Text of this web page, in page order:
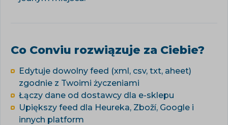
Co Conviu rozwiązuje za Ciebie?
Edytuje dowolny feed (xml, csv, txt, aheet)
zgodnie z Twoimi życzeniami
Łączy dane od dostawcy dla e-sklepu
Upiększy feed dla Heureka, Zboží, Google i
innych platform